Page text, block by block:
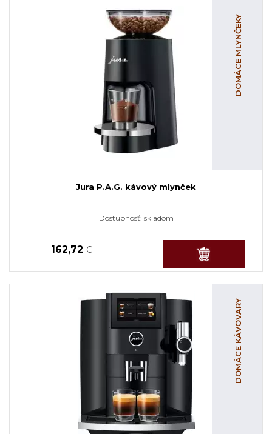
DOMÁCE MLYNČEKY
Jura P.A.G. kávový mlynček
Dostupnosť: skladom
162,72 €
DOMÁCE KÁVOVARY